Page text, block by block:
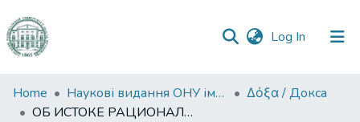
Log In (current)
Communities
&
Home Наукові видання ОНУ імені І. І. Мечникова
Δόξα / Докса
ОБ ИСТОКЕ РАЦИОНАЛЬНОСТИ ГРЕЧЕСКОЙ ФИЛОСОФИИ